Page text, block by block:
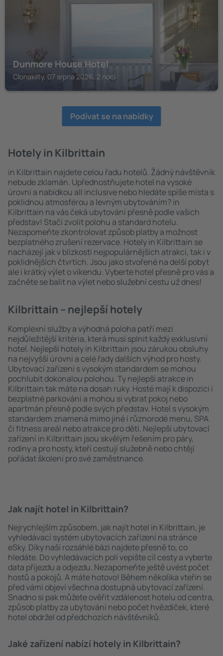
Dunmore House Hotel
Clonakilty, 07 srpna 2026, 2 noci
Podívat se na nabídky
Hotely in Kilbrittain
in Kilbrittain najdete celou řadu hotelů. Žádný návštěvník
nebude zklamán. Upřednostňujete hotel na vysoké
úrovni a nabídkou all inclusive nebo hledáte spíše místa s
poklidnou atmosférou a levným ubytováním? in
Kilbrittain na vás čeká ubytování přesně podle vašich
představ! Stačí zvolit polohu a standard hotelu.
Nezapomeňte zkontrolovat způsob platby a možnost
bezplatného zrušení rezervace. Hotely in Kilbrittain se
nacházejí jak v blízkosti nejpopulárnějších atrakcí, tak i v
poklidnějších čtvrtích. Jsou jako stvořené na delší pobyt
ale i krátký výlet o víkendu. Vyberte hotel přesně pro vás a
začněte se balit na výlet nebo služební cestu už dnes!
Kilbrittain – nejlepší hotely
Komplexní služby a výhodná poloha patří mezi
nejdůležitější kritéria, která musí splnit každý exklusivní
hotel. Nejlepší hotely in Kilbrittain jsou zárukou obsluhy
na nejvyšší úrovni a celé řady dalších výhod pro hosty.
Ubytovací zařízení s vysokým standardem se mohou
pochlubit dokonalou polohou. Ty nejlepší atrakce in
Kilbrittain tak máte na dosah ruky. Hosté mají k dispozici i
bezplatné parkování a mohou si vybrat pokoj nebo
apartmán přesně podle svých představ. Hotel s vysokým
standardem znamená mimo jiné i různorodé menu, SPA
či fitness areál nebo atrakce pro děti. Nejlepší ubytovací
zařízení in Kilbrittain jsou skvělým řešením pro páry,
rodiny a pro hosty, kteří cestují služebně nebo chtějí
pořádat školení pro své zaměstnance.
Jak najít hotel in Kilbrittain?
Nejrychlejším způsobem, jak najít hotel in Kilbrittain, je
vyhledávací systém ubytovacích zařízení na stránce
eSky. Díky naší rozsáhlé bázi najdete přesně to, co
hledáte. Do vyhledávacích polí vepište cíl cesty a vyberte
data příjezdu a odjezdu. Nezapomeňte ještě uvést počet
hostů a pokojů. A máte hotovo! Během několika vteřin se
před vámi objeví všechna dostupná ubytovací zařízení.
Snadno si pak můžete ověřit vzdálenost hotelu od centra,
způsob platby za ubytování nebo počet hvězdiček, které
hotel obdržel od předchozích návštěvníků.
Jaké zařízení nabízí hotely in Kilbrittain?